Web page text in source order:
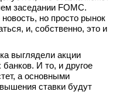
заседании FOMC.
но просто рынок
и, собственно, это и
выглядели акции
И то, и другое
а основными
ставки будут